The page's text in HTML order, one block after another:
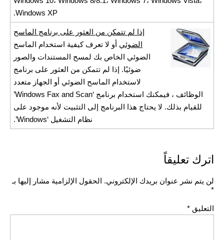
Windows XP.
إذا لم تتمكن من العثور على برنامج الماسح
الضوئي أو لا تعرف كيفية استخدام الماسح
الضوئي الخاص بك لمسح المستندات والصور
ضوئيًا. إذا لم تتمكن من العثور على برنامج
لاستخدام الماسح الضوئي أو الجهاز متعدد
الوظائف ، فيمكنك استخدام برنامج ‘Windows Fax and Scan’
للقيام بذلك. لا يحتاج هذا البرنامج إلى التثبيت لأنه موجود على
نظام التشغيل ‘Windows’.
اترك تعليقاً
لن يتم نشر عنوان بريدك الإلكتروني. الحقول الإلزامية مشار إليها بـ
*
التعليق *